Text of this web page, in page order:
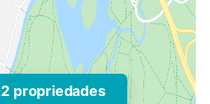
propriedades